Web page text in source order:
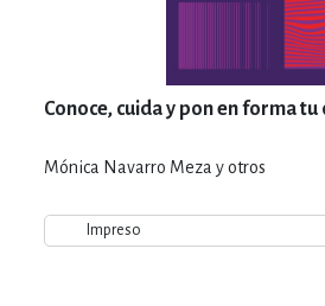
Conoce, cuida y pon en forma
Mónica Navarro Meza y otros
Impreso